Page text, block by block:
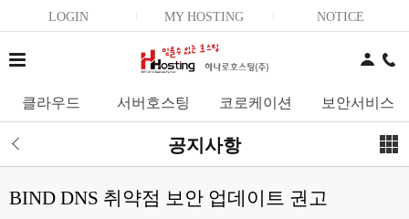
LOGIN MY HOSTING NOTICE
클라우드 서버호스팅 코로케이션 보안서비스
공지사항
BIND DNS 취약점 보안 업데이트 권고